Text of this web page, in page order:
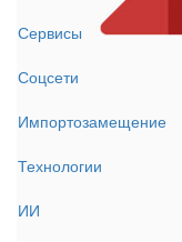
Сервисы
Соцсети
Импортозамещение
Технологии
ИИ